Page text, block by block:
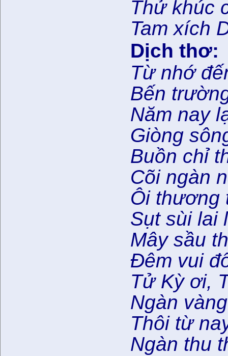
Thử khúc
Tam xích
Dịch thơ:
Từ nhớ
Bến
Năm nay
Giòng
Buồn chỉ
Cõi ngàn
Ôi thương
Sụt sùi lai
Mây sầu
Đêm vui
Tử Kỳ ơi,
Ngàn
Thôi từ
Ngàn thu